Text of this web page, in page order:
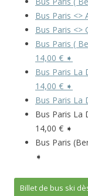
Bus Paris <>
Bus Paris <>
Bus Paris (
14,00 € ➧
Bus Paris La
14,00 € ➧
Bus Paris La
Bus Paris La
14,00 € ➧
Bus Paris
➧
Billet de bus ski